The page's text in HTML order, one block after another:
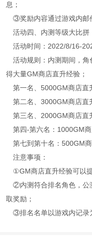
息；
③奖励内容通过游戏内邮
活动四、内测等级大比拼
活动时间：2022/8/16-
活动规则：内测期间，
得大量GM商店直升经验；
第一名、5000GM商店直
第二名、3000GM商店直
第三名、2000GM商店直
第四-第六名：1000GM
第七到第十名：500GM
注意事项：
①GM商店直升经验可以
②内测符合排名角色，公
取奖励；
③排名名单以游戏内记录